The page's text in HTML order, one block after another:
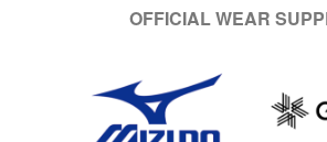
OFFICIAL WEAR